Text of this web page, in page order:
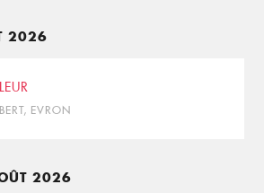
2026
EVRON
2026